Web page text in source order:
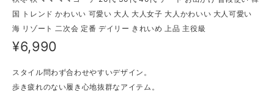
国 トレンド かわいい 可愛い 大人 大人女子 大人かわいい 大人可愛い
海 リゾート 二次会 定番 デイリー きれいめ 上品 主役級
¥6,990
スタイル問わず合わせやすいデザイン。
歩き疲れのない履き心地抜群なアイテム。